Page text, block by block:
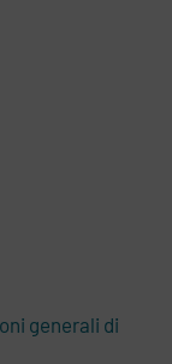
generali di